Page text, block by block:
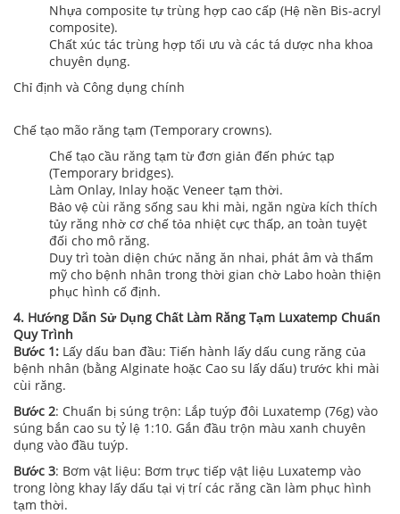
Nhựa composite tự trùng hợp cao cấp (Hệ nền Bis-acryl
composite).
Chất xúc tác trùng hợp tối ưu và các tá dược nha khoa
chuyên dụng.
Chỉ định và Công dụng chính
Chế tạo mão răng tạm (Temporary crowns).
Chế tạo cầu răng tạm từ đơn giản đến phức tạp
(Temporary bridges).
Làm Onlay, Inlay hoặc Veneer tạm thời.
Bảo vệ cùi răng sống sau khi mài, ngăn ngừa kích thích
tủy răng nhờ cơ chế tỏa nhiệt cực thấp, an toàn tuyệt
đối cho mô răng.
Duy trì toàn diện chức năng ăn nhai, phát âm và thẩm
mỹ cho bệnh nhân trong thời gian chờ Labo hoàn thiện
phục hình cố định.
4. Hướng Dẫn Sử Dụng Chất Làm Răng Tạm Luxatemp Chuẩn
Quy Trình
Bước 1: Lấy dấu ban đầu: Tiến hành lấy dấu cung răng của
bệnh nhân (bằng Alginate hoặc Cao su lấy dấu) trước khi mài
cùi răng.
Bước 2: Chuẩn bị súng trộn: Lắp tuýp đôi Luxatemp (76g) vào
súng bắn cao su tỷ lệ 1:10. Gắn đầu trộn màu xanh chuyên
dụng vào đầu tuýp.
Bước 3: Bơm vật liệu: Bơm trực tiếp vật liệu Luxatemp vào
trong lòng khay lấy dấu tại vị trí các răng cần làm phục hình
tạm thời.